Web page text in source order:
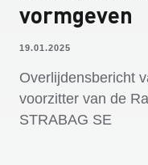
vormgeven
19.01.2025
Overlijdensbericht
voorzitter van de
STRABAG SE